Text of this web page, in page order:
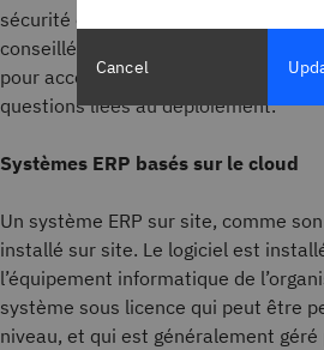
sécurité et le traitement de ses
conseillé de faire appel à une équipe
pour accompagner l'implémentation
questions liées au déploiement.
Systèmes ERP basés sur le cloud
Un système ERP sur site, comme
installé sur site. Le logiciel est
l’équipement informatique de
système sous licence qui peut être
niveau, et qui est généralement géré
Cancel